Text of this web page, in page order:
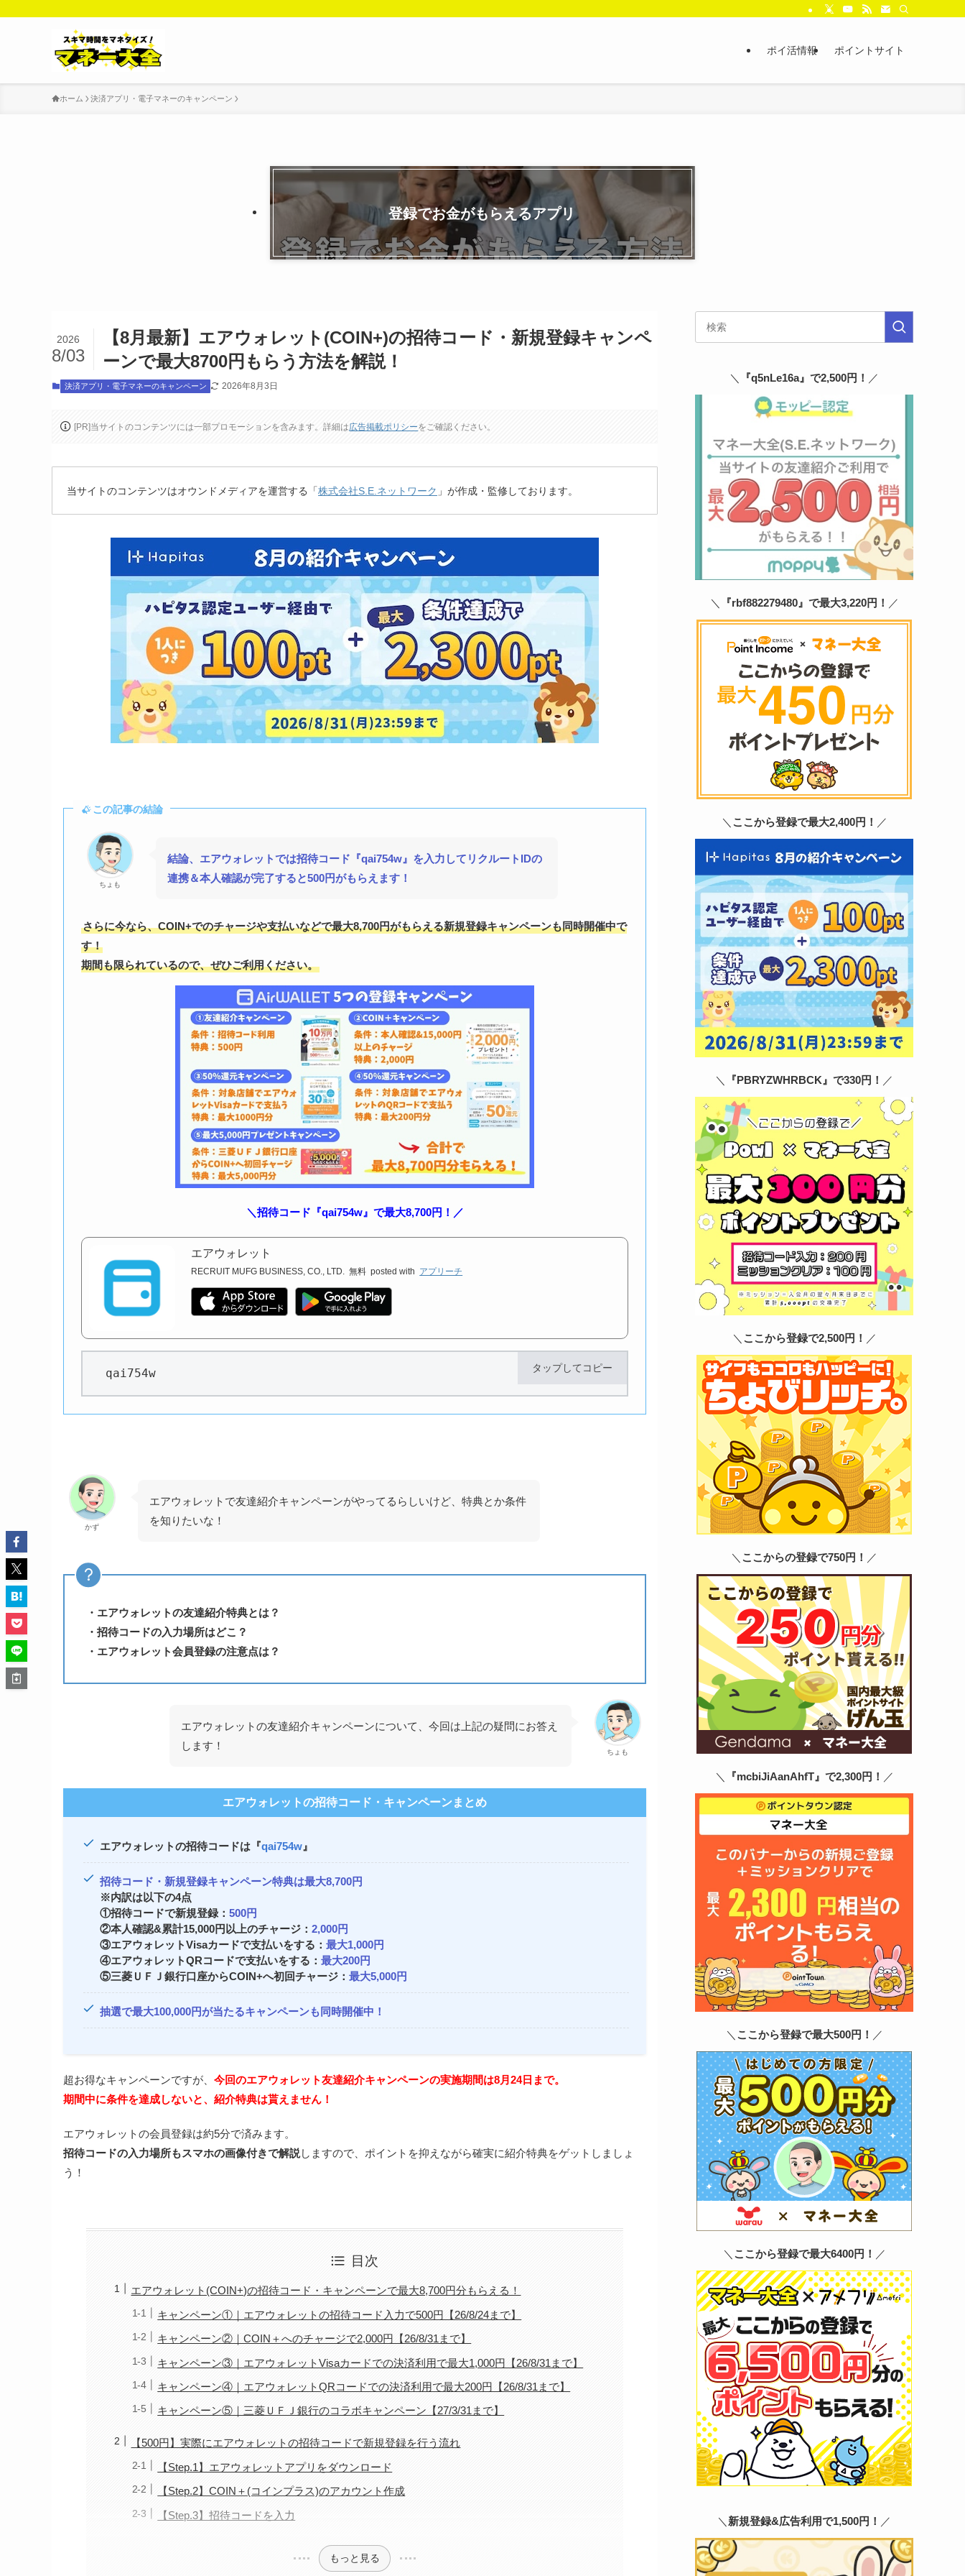
ポイ活情報 ポイントサイト
ホーム 決済アプリ・電子マネーのキャンペーン
登録でお金がもらえるアプリ
【8月最新】エアウォレット(COIN+)の招待コード・新規登録キャンペ
ーンで最大8700円もらう方法を解説！
2026
8/03
決済アプリ・電子マネーのキャンペーン 2026年8月3日
[PR]当サイトのコンテンツには一部プロモーションを含みます。詳細は広告掲載ポリシーをご確認ください。
当サイトのコンテンツはオウンドメディアを運営する「株式会社S.E.ネットワーク 」が作成・監修しております。
この記事の結論
ちょも
結論、エアウォレットでは招待コード『qai754w』を入力してリクルートIDの
連携＆本人確認が完了すると500円がもらえます！
さらに今なら、COIN+でのチャージや支払いなどで最大8,700円がもらえる新規登録キャンペーンも同時開催中で
す！
期間も限られているので、ぜひご利用ください。
＼招待コード『qai754w』で最大8,700円！／
エアウォレット
RECRUIT MUFG BUSINESS, CO., LTD. 無料 posted with アプリーチ
qai754w タップしてコピー
かず
エアウォレットで友達紹介キャンペーンがやってるらしいけど、特典とか条件
を知りたいな！
・エアウォレットの友達紹介特典とは？
・招待コードの入力場所はどこ？
・エアウォレット会員登録の注意点は？
ちょも
エアウォレットの友達紹介キャンペーンについて、今回は上記の疑問にお答え
します！
エアウォレットの招待コード・キャンペーンまとめ
エアウォレットの招待コードは『qai754w』
招待コード・新規登録キャンペーン特典は最大8,700円
※内訳は以下の4点
①招待コードで新規登録： 500円
②本人確認&累計15,000円以上のチャージ： 2,000円
③エアウォレットVisaカードで支払いをする： 最大1,000円
④エアウォレットQRコードで支払いをする： 最大200円
⑤三菱ＵＦＪ銀行口座からCOIN+へ初回チャージ： 最大5,000円
抽選で最大100,000円が当たるキャンペーンも同時開催中！
超お得なキャンペーンですが、 今回のエアウォレット友達紹介キャンペーンの実施期間は8月24日まで。
期間中に条件を達成しないと、紹介特典は貰えません！
エアウォレットの会員登録は約5分で済みます。
招待コードの入力場所もスマホの画像付きで解説しますので、ポイントを抑えながら確実に紹介特典をゲットしましょ
う！
目次
エアウォレット(COIN+)の招待コード・キャンペーンで最大8,700円分もらえる！
キャンペーン①｜エアウォレットの招待コード入力で500円【26/8/24まで】
キャンペーン②｜COIN＋へのチャージで2,000円【26/8/31まで】
キャンペーン③｜エアウォレットVisaカードでの決済利用で最大1,000円【26/8/31まで】
キャンペーン④｜エアウォレットQRコードでの決済利用で最大200円【26/8/31まで】
キャンペーン⑤｜三菱ＵＦＪ銀行のコラボキャンペーン【27/3/31まで】
【500円】実際にエアウォレットの招待コードで新規登録を行う流れ
【Step.1】エアウォレットアプリをダウンロード
【Step.2】COIN＋(コインプラス)のアカウント作成
【Step.3】招待コードを入力
もっと見る
＼ 『q5nLe16a』で2,500円！ ／
＼ 『rbf882279480』で最大3,220円！ ／
＼ ここから登録で最大2,400円！ ／
＼ 『PBRYZWHRBCK』で330円！ ／
＼ ここから登録で2,500円！ ／
＼ ここからの登録で750円！ ／
＼ 『mcbiJiAanAhfT』で2,300円！ ／
＼ ここから登録で最大500円！ ／
＼ ここから登録で最大6400円！ ／
＼ 新規登録&広告利用で1,500円！ ／